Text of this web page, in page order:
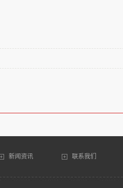
新闻资讯 联系我们